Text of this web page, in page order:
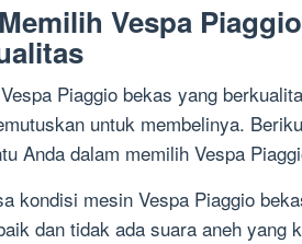
Vespa
Piaggio bekas yang
untuk membelinya.
Anda dalam memilih Vespa
kondisi mesin Vespa Piaggio
dan tidak ada suara aneh yang